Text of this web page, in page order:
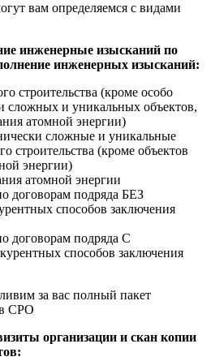
вам определяемся с видами
инженерные изысканий по
инженерных изысканий:
строительства (кроме особо
сложных и уникальных объектов,
атомной энергии)
сложные и уникальные
строительства (кроме объектов
энергии)
атомной энергии
договорам подряда БЕЗ
способов заключения
договорам подряда С
способов заключения
за вас полный пакет
в СРО
организации и скан копии